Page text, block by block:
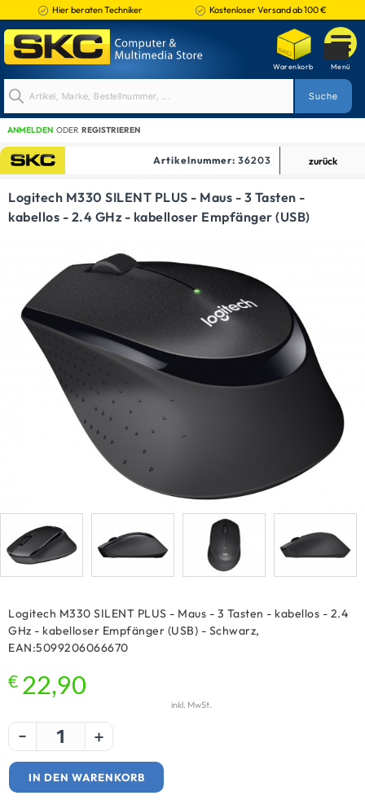
Hier beraten Techniker Kostenloser Versand ab 100 €
ANMELDEN ODER REGISTRIEREN
EINGABEGERÄTE
Artikelnummer: 36203 zurück
Logitech M330 SILENT PLUS - Maus - 3 Tasten -
kabellos - 2.4 GHz - kabelloser Empfänger (USB)
Logitech M330 SILENT PLUS - Maus - 3 Tasten - kabellos - 2.4
GHz - kabelloser Empfänger (USB) - Schwarz,
EAN:5099206066670
€ 22,90
inkl. MwSt.
- +
IN DEN WARENKORB